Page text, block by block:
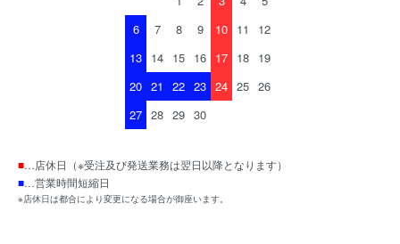
6
7 8 9 10 11
12
13 14 15 16 17 18 19
20 21 22 23 24 25 26
27 28 29 30
■…店休日（※受注及び発送業務は翌日以降となります）
■…営業時間短縮日
※店休日は都合により変更になる場合が御座います。